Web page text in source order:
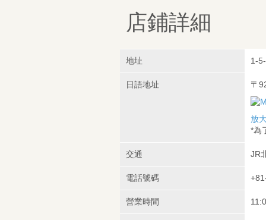
店鋪詳細
地址 1-
日語地址 〒
放
*為
交通 JR
電話號碼
營業時間